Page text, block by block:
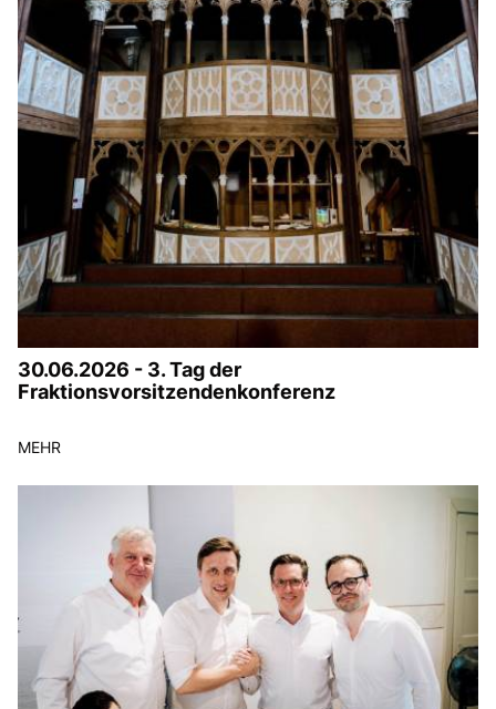
30.06.2026 - 3. Tag der
Fraktionsvorsitzendenkonferenz
MEHR